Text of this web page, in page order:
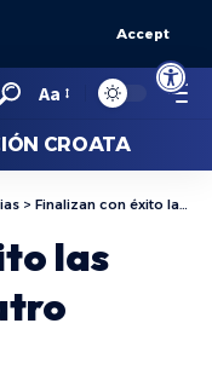
Abrir
Accept
Aa
CROATA
> Finalizan con éxito las Jornadas del teatro popular
las